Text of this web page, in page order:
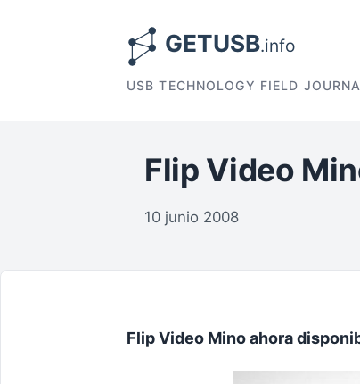
USB TECHNOLOGY FIELD
Flip Video
10 junio 2008
Flip Video Mino ahora